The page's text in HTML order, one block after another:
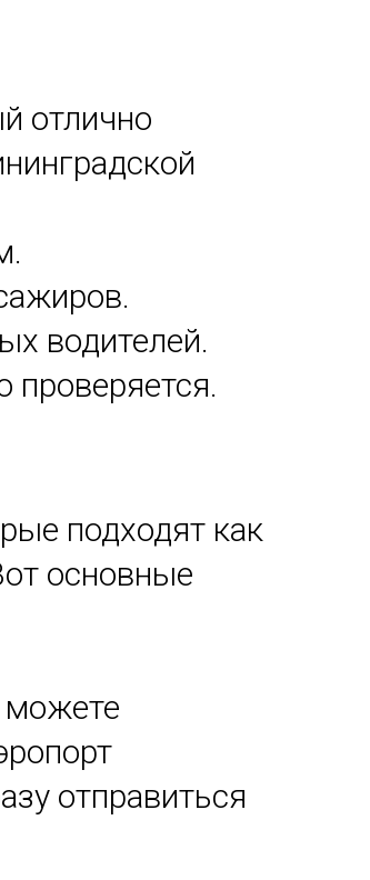
отлично
водителей.
проверяется.
подходят как
основные
можете
отправиться